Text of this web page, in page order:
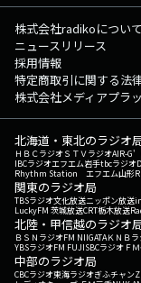
株式会社radikoについて
ニュースリリース
採用情報
特定商取引に関する法
株式会社メディアプラ
北海道・東北のラジオ
ＨＢＣラジオＳＴＶラジオAIR-G'
IBCラジオエフエム岩手tbcラジオ
Rhythm Station エフエム山形
関東のラジオ局
TBSラジオ文化放送ニッポン放送
LuckyFM 茨城放送CRT栃木放送
北陸・甲信越のラジオ
ＢＳＮラジオFM NIIGATAＫＮＢ
YBSラジオFM FUJISBCラジオ Ｆ
中部のラジオ局
CBCラジオ東海ラジオぎふチャン